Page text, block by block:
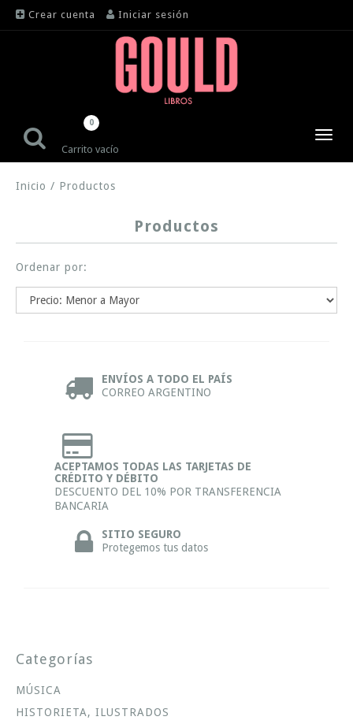
Crear cuenta Iniciar sesión
Carrito vacío
0
Inicio / Productos
Productos
Ordenar por:
ENVÍOS A TODO EL PAÍS
CORREO ARGENTINO
ACEPTAMOS TODAS LAS TARJETAS DE
CRÉDITO Y DÉBITO
DESCUENTO DEL 10% POR TRANSFERENCIA
BANCARIA
SITIO SEGURO
Protegemos tus datos
Categorías
MÚSICA
HISTORIETA, ILUSTRADOS